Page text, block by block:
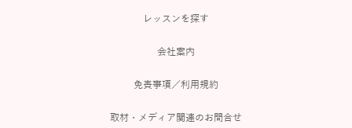
レッスンを探す
会社案内
免責事項／利用規約
取材・メディア関連のお問合せ